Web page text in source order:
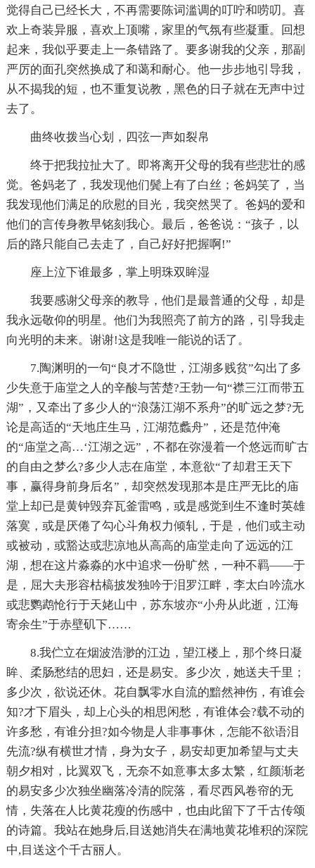
觉得自己已经长大，不再需要陈词滥调的叮咛和唠叨。喜
欢上奇装异服，喜欢上顶嘴，家里的气氛有些凝重。回想
起来，我似乎要走上一条错路了。要多谢我的父亲，那副
严厉的面孔突然换成了和蔼和耐心。他一步步地引导我，
从不揭我的短，也不重复说教，黑色的日子就在无声中过
去了。
曲终收拨当心划，四弦一声如裂帛
终于把我拉扯大了。即将离开父母的我有些悲壮的感
觉。爸妈老了，我发现他们鬓上有了白丝；爸妈笑了，当
我发现他们满足的欣慰的目光，我突然哭了。爸妈的爱和
他们的言传身教早铭刻我心。最后，爸爸说：“孩子，以
后的路只能自己去走了，自己好好把握啊!”
座上泣下谁最多，掌上明珠双眸湿
我要感谢父母亲的教导，他们是最普通的父母，却是
我永远敬仰的明星。他们为我照亮了前方的路，引导我走
向光明的未来。谢谢!这是我唯一能说的话了。
7.陶渊明的一句“良才不隐世，江湖多贱贫”勾出了多
少失意于庙堂之人的辛酸与苦楚?王勃一句“襟三江而带五
湖”，又牵出了多少人的“浪荡江湖不系舟”的旷远之梦?无
论是高适的“天地庄生马，江湖范蠡舟”，还是范仲淹
的“庙堂之高…‘江湖之远”，不都在弥漫着一个悠远而旷古
的自由之梦么?多少人志在庙堂，本意欲“了却君王天下
事，赢得身前身后名”，却突然发现那本是庄严无比的庙
堂上却已是黄钟毁弃瓦釜雷鸣，或是感觉到生不逢时英雄
落寞，或是厌倦了勾心斗角权力倾轧，于是，他们或主动
或被动，或豁达或悲凉地从高高的庙堂走向了远远的江
湖，想在这片淼淼的水中追求一份旷然，一种不羁——于
是，屈大夫形容枯槁披发独吟于泪罗江畔，李太白吟流水
或悲鹦鹉怆行于天姥山中，苏东坡亦“小舟从此逝，江海
寄余生”于赤壁矶下……
8.我伫立在烟波浩渺的江边，望江楼上，那个终日凝
眸、柔肠愁结的思妇，还是易安。多少次，她送夫千里；
多少次，欲说还休。花自飘零水自流的黯然神伤，有谁会
知?才下眉头，却上心头的相思闲愁，有谁体会?载不动的
许多愁，有谁分担?如今物是人非事事休，怎能不欲语泪
先流?纵有横世才情，身为女子，易安却更加希望与丈夫
朝夕相对，比翼双飞，无奈不如意事太多太繁，红颜渐老
的易安多少次独坐幽落冷清的院落，看尽西风卷帘的无
情，失落在人比黄花瘦的伤感中，也由此留下了千古传颂
的诗篇。我站在她身后,目送她消失在满地黄花堆积的深院
中,目送这个千古丽人。